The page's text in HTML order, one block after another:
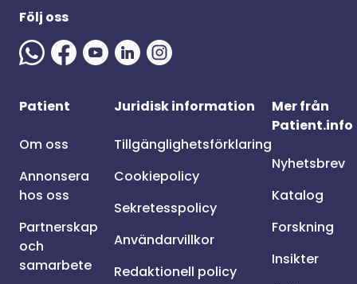
Följ oss
Patient
Om oss
Annonsera
hos oss
Partnerskap
och
samarbete
Juridisk information
Tillgänglighetsförklaring
Cookiepolicy
Sekretesspolicy
Användarvillkor
Redaktionell policy
Mer från
Patient.info
Nyhetsbrev
Katalog
Forskning
Insikter